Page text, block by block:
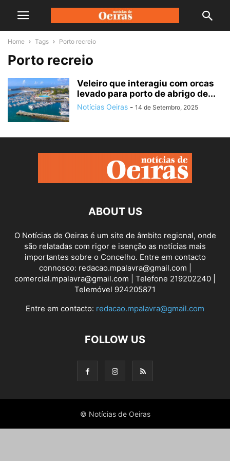
Home Tags Porto recreio
Porto recreio
Veleiro que interagiu com orcas
levado para porto de abrigo de...
Notícias Oeiras - 14 de Setembro, 2025
ABOUT US
O Notícias de Oeiras é um site de âmbito regional, onde
são relatadas com rigor e isenção as notícias mais
importantes sobre o Concelho. Entre em contacto
connosco: redacao.mpalavra@gmail.com |
comercial.mpalavra@gmail.com | Telefone 219202240 |
Telemóvel 924205871
Entre em contacto: redacao.mpalavra@gmail.com
FOLLOW US
© Notícias de Oeiras